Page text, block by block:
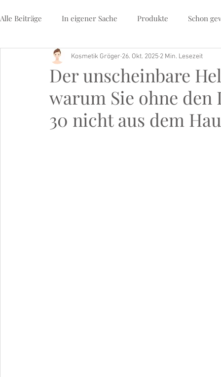
Alle Beiträge In eigener Sache Produkte Schon
Buch Tipp
Der unscheinbare
warum Sie ohne den
30 nicht aus dem
Kosmetik Gröger 26. Okt. 2025 2 Min. Lesezeit